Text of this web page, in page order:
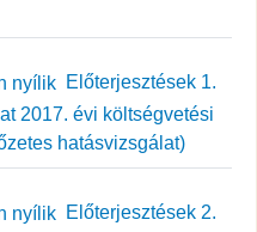
Előterjesztések 1.
2017. évi költségvetési
hatásvizsgálat)
Előterjesztések 2.